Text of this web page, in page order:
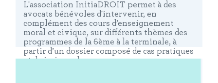
L'association InitiaDROIT permet à des
avocats bénévoles d'intervenir, en
complément des cours d’enseignement
moral et civique, sur différents thèmes des
programmes de la 6ème à la terminale, à
partir d’un dossier composé de cas pratiques
et de jurisprudences.